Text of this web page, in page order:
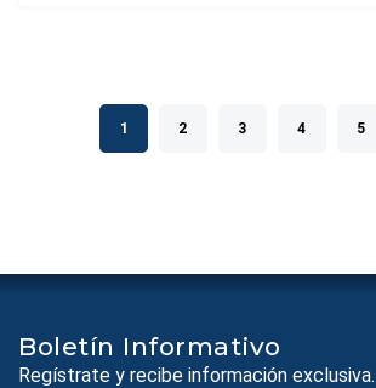
1 2 3 4 5
Boletín Informativo
Regístrate y recibe información exclusiva.